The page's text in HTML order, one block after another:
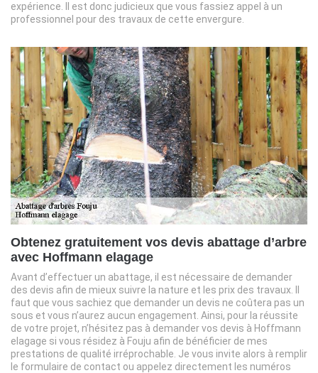
expérience. Il est donc judicieux que vous fassiez appel à un
professionnel pour des travaux de cette envergure.
Obtenez gratuitement vos devis abattage d’arbre
avec Hoffmann elagage
Avant d’effectuer un abattage, il est nécessaire de demander
des devis afin de mieux suivre la nature et les prix des travaux. Il
faut que vous sachiez que demander un devis ne coûtera pas un
sous et vous n’aurez aucun engagement. Ainsi, pour la réussite
de votre projet, n’hésitez pas à demander vos devis à Hoffmann
elagage si vous résidez à Fouju afin de bénéficier de mes
prestations de qualité irréprochable. Je vous invite alors à remplir
le formulaire de contact ou appelez directement les numéros